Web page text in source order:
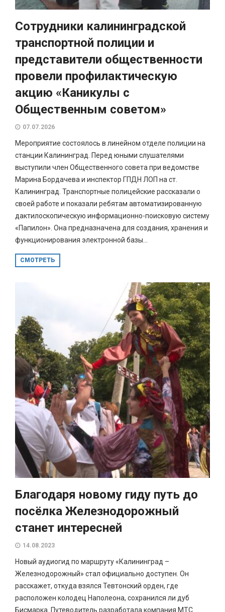
Сотрудники калининградской
транспортной полиции и
представители общественности
провели профилактическую
акцию «Каникулы с
Общественным советом»
07.07.2026
Мероприятие состоялось в линейном отделе полиции на
станции Калининград. Перед юными слушателями
выступили член Общественного совета при ведомстве
Марина Бордачева и инспектор ГПДН ЛОП на ст.
Калининград. Транспортные полицейские рассказали о
своей работе и показали ребятам автоматизированную
дактилоскопическую информационно-поисковую систему
«Папилон». Она предназначена для создания, хранения и
функционирования электронной базы...
СМОТРЕТЬ
Благодаря новому гиду путь до
посёлка Железнодорожный
станет интересней
14.08.2023
Новый аудиогид по маршруту «Калининград –
Железнодорожный» стал официально доступен. Он
расскажет, откуда взялся Тевтонский орден, где
расположен колодец Наполеона, сохранился ли дуб
Бисмарка. Путеводитель разработала компания МТС